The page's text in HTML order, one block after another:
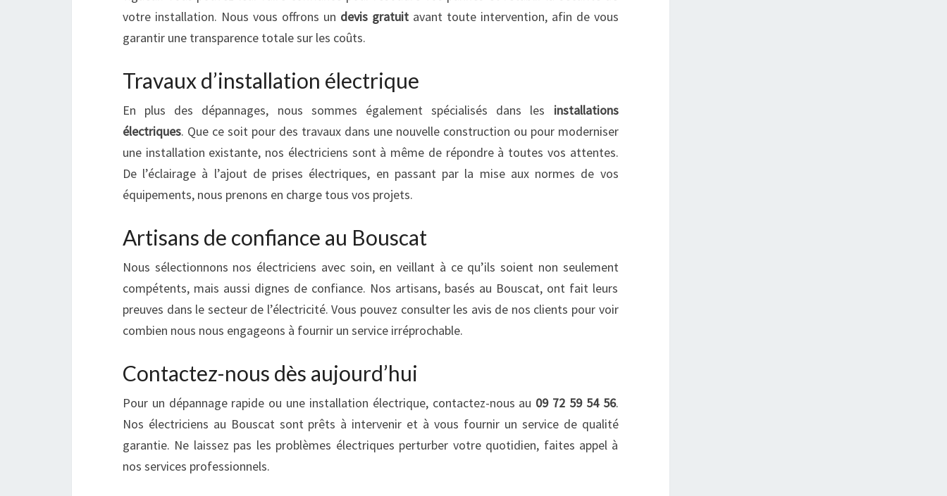
votre installation. Nous vous offrons un devis gratuitavant toute intervention, afin de vous
garantir une transparence totale sur les coûts.
Travaux d’installation électrique
En plus des dépannages, nous sommes également spécialisés dans les installations
électriques. Que ce soit pour des travaux dans une nouvelle construction ou pour moderniser
une installation existante, nos électriciens sont à même de répondre à toutes vos attentes.
De l’éclairage à l’ajout de prises électriques, en passant par la mise aux normes de vos
équipements, nous prenons en charge tous vos projets.
Artisans de confiance au Bouscat
Nous sélectionnons nos électriciens avec soin, en veillant à ce qu’ils soient non seulement
compétents, mais aussi dignes de confiance. Nos artisans, basés au Bouscat, ont fait leurs
preuves dans le secteur de l’électricité. Vous pouvez consulter les avis de nos clients pour voir
combien nous nous engageons à fournir un service irréprochable.
Contactez-nous dès aujourd’hui
Pour un dépannage rapide ou une installation électrique, contactez-nous au 09 72 59 54 56.
Nos électriciens au Bouscat sont prêts à intervenir et à vous fournir un service de qualité
garantie. Ne laissez pas les problèmes électriques perturber votre quotidien, faites appel à
nos services professionnels.